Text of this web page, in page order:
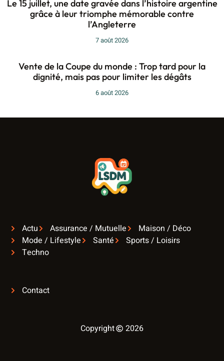
Le 15 juillet, une date gravée dans l’histoire argentine
grâce à leur triomphe mémorable contre
l’Angleterre
7 août 2026
Vente de la Coupe du monde : Trop tard pour la
dignité, mais pas pour limiter les dégâts
6 août 2026
Actu Assurance / Mutuelle
Maison / Déco
Mode / Lifestyle
Santé
Sports / Loisirs
Techno
Contact
Copyright 2026